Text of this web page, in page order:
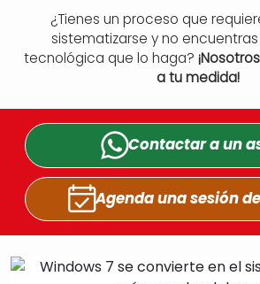
¿Tienes un proceso que
sistematizarse y no
tecnológica que lo haga?
a tu medida!
Contactar a un
Agenda una sesión